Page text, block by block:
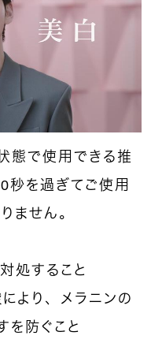
態で使用できる推
秒を過ぎてご使用
ません。
処すること
より、メラニンの
を防ぐこと